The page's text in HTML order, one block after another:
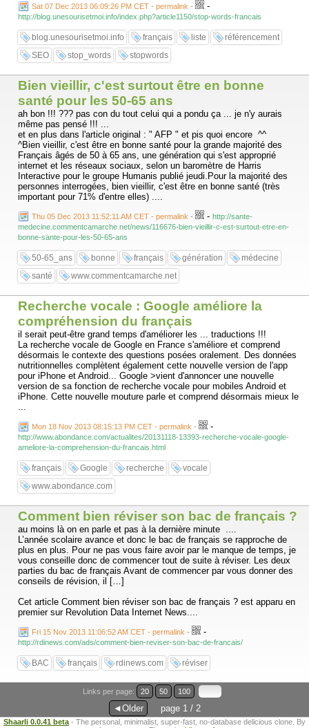
Sat 07 Dec 2013 06:09:26 PM CET - permalink - -
http://blog.unesourisetmoi.info/index.php?article1150/stop-words-francais
blog.unesourisetmoi.info français liste
référencement
SEO
stop_words stopwords
Bien vieillir, c'est surtout être en bonne
santé pour les 50-65 ans
ah bon !!! ??? pas con du tout celui qui a pondu ça ... je n'y aurais
même pas pensé !!! ...
et en plus dans l'article original : " AFP " et pis quoi encore ^^
^Bien vieillir, c'est être en bonne santé pour la grande majorité des
Français âgés de 50 à 65 ans, une génération qui s'est approprié
internet et les réseaux sociaux, selon un baromètre de Harris
Interactive pour le groupe Humanis publié jeudi.Pour la majorité des
personnes interrogées, bien vieillir, c'est être en bonne santé (très
important pour 71% d'entre elles) ....
Thu 05 Dec 2013 11:52:11 AM CET - permalink - - http://sante-
medecine.commentcamarche.net/news/116676-bien-vieillir-c-est-surtout-etre-en-
bonne-sante-pour-les-50-65-ans
50-65_ans bonne français génération
médecine
santé
www.commentcamarche.net
Recherche vocale : Google améliore la
compréhension du français
il serait peut-être grand temps d'améliorer les ... traductions !!!
La recherche vocale de Google en France s'améliore et comprend
désormais le contexte des questions posées oralement. Des données
nutritionnelles complètent également cette nouvelle version de l'app
pour iPhone et Android... Google >vient d'annoncer une nouvelle
version de sa fonction de recherche vocale pour mobiles Android et
iPhone. Cette nouvelle mouture parle et comprend désormais mieux le
...
Mon 18 Nov 2013 08:15:13 PM CET - permalink - -
http://www.abondance.com/actualites/20131118-13393-recherche-vocale-google-
ameliore-la-comprehension-du-francais.html
français Google recherche
vocale
www.abondance.com
Comment bien réviser son bac de français ?
au moins là on en parle et pas à la dernière minute ....
L’année scolaire avance et donc le bac de français se rapproche de
plus en plus. Pour ne pas vous faire avoir par le manque de temps, je
vous conseille donc de commencer tout de suite à réviser. Les deux
parties du bac de français Avant de commencer par vous donner des
conseils de révision, il […]
Cet article Comment bien réviser son bac de français ? est apparu en
premier sur Revolution Data Internet News....
Fri 15 Nov 2013 11:06:52 AM CET - permalink - -
http://rdinews.com/ads/comment-bien-reviser-son-bac-de-francais/
BAC français rdinews.com réviser
Links per page: 20 50 100
◄Older page 1 / 2
Shaarli 0.0.41 beta - The personal, minimalist, super-fast, no-database delicious clone. By